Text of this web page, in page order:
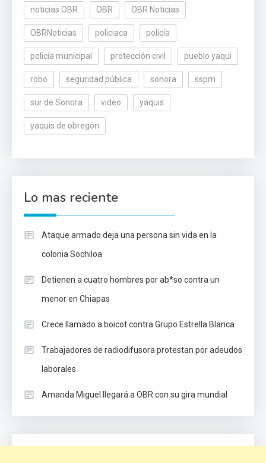
noticias OBR OBR OBR Noticias
OBRNoticias policiaca policía
policía municipal protección civil pueblo yaqui
robo seguridad pública sonora sspm
sur de Sonora video yaquis
yaquis de obregón
Lo mas reciente
Ataque armado deja una persona sin vida en la
colonia Sochiloa
Detienen a cuatro hombres por ab*so contra un
menor en Chiapas
Crece llamado a boicot contra Grupo Estrella Blanca
Trabajadores de radiodifusora protestan por adeudos
laborales
Amanda Miguel llegará a OBR con su gira mundial